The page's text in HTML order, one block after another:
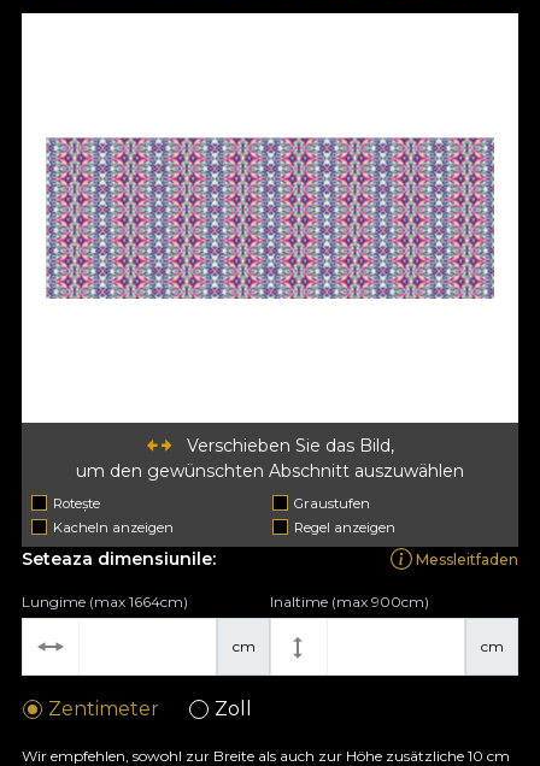
Verschieben Sie das Bild,
um den gewünschten Abschnitt auszuwählen
Rotește
Graustufen
Kacheln anzeigen
Regel anzeigen
Seteaza dimensiunile: Messleitfaden
cm
Lungime (max 1664cm)
cm
Inaltime (max 900cm)
Zentimeter Zoll
Wir empfehlen, sowohl zur Breite als auch zur Höhe zusätzliche 10 cm